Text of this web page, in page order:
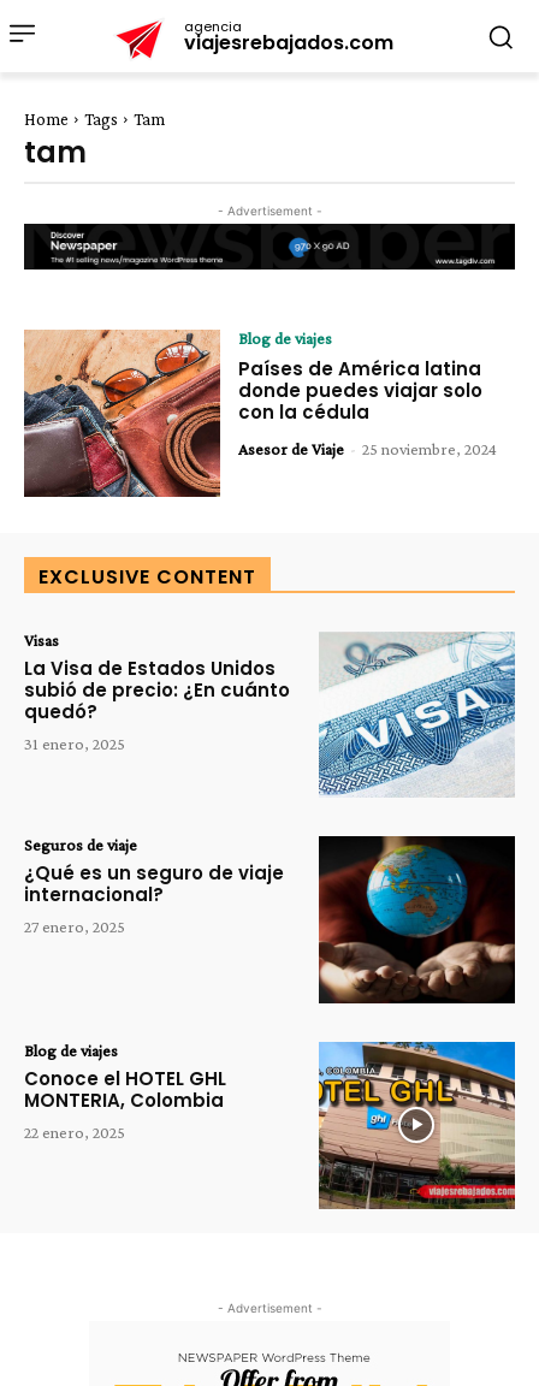
agencia
viajesrebajados.com
Home Tags Tam
tam
- Advertisement -
Blog de viajes
Países de América latina
donde puedes viajar solo
con la cédula
Asesor de Viaje - 25 noviembre, 2024
EXCLUSIVE CONTENT
Visas
La Visa de Estados Unidos
subió de precio: ¿En cuánto
quedó?
31 enero, 2025
Seguros de viaje
¿Qué es un seguro de viaje
internacional?
27 enero, 2025
Blog de viajes
Conoce el HOTEL GHL
MONTERIA, Colombia
22 enero, 2025
- Advertisement -